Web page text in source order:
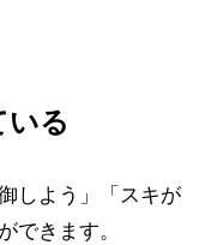
いる
しよう」「スキが
できます。